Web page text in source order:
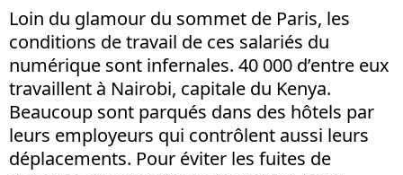
Loin du glamour du sommet de Paris, les
conditions de travail de ces salariés du
numérique sont infernales. 40 000 d’entre eux
travaillent à Nairobi, capitale du Kenya.
Beaucoup sont parqués dans des hôtels par
leurs employeurs qui contrôlent aussi leurs
déplacements. Pour éviter les fuites de